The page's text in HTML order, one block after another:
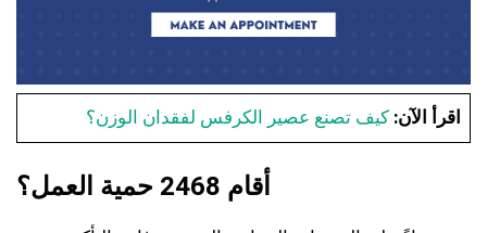
اقرأ الآن:كيف تصنع عصير الكرفس لفقدان الوزن؟
أقام 2468 حمية العمل؟